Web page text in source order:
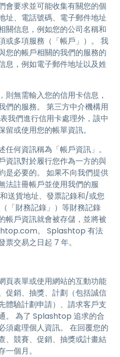
會要求並可能收集有關您的個
址、電話號碼、電子郵件地址
關信息，例如您的公司名稱和
或多項服務（「帳戶」）。 我
您的帳戶相關的我們的服務的
息，例如電子郵件地址以及姓
則無需輸入您的信用卡信息，
們的服務。 第三方中介機構用
我們進行信用卡處理外，該中
或使用您的帳單資訊。
何資訊稱為「帳戶資訊」。
資訊對於履行您作為一方的與
是必要的。 如果不向我們提供
法註冊帳戶並使用我們的服
送貨地址、發票記錄和/或您
「財務記錄」）等財務記錄
帳戶資訊就會被存儲，並將被
。 Splashtop 有法
交易之日起 7 年。
頁表單或使用網站的互動功能
促銷、抽獎、計劃（包括誠信
體驗計劃申請）、請求客戶支
。 為了 Splashtop 追求的合
須處理個人資訊。 在回覆您的
、競賽、促銷、抽獎或計畫結
個月。